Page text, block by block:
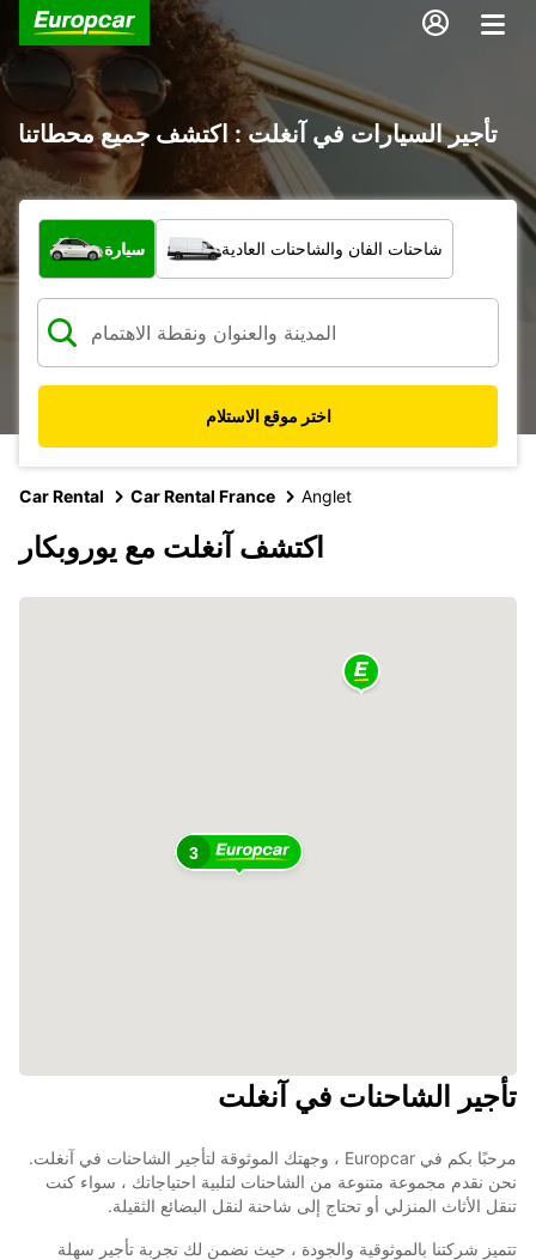
تأجير السيارات في آنغلت : اكتشف جميع محطاتنا
ما نوع المركبة؟
سيارة شاحنات الفان والشاحنات العادية
اختر موقع الاستلام
Car Rental Car Rental France Anglet
اكتشف آنغلت مع يوروبكار
3
تأجير الشاحنات في آنغلت
مرحبًا بكم في Europcar ، وجهتك الموثوقة لتأجير الشاحنات في آنغلت.
نحن نقدم مجموعة متنوعة من الشاحنات لتلبية احتياجاتك ، سواء كنت
تنقل الأثاث المنزلي أو تحتاج إلى شاحنة لنقل البضائع الثقيلة.
تتميز شركتنا بالموثوقية والجودة ، حيث نضمن لك تجربة تأجير سهلة